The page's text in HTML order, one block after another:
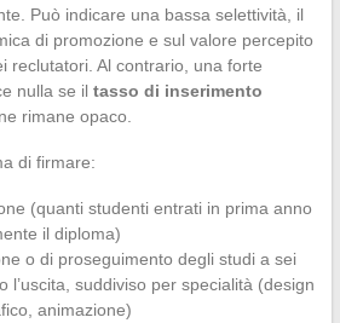
Può indicare una bassa selettività, il
di promozione e sul valore percepito
reclutatori. Al contrario, una forte
nulla se il tasso di inserimento
rimane opaco.
di firmare:
(quanti studenti entrati in prima anno
il diploma)
o di proseguimento degli studi a sei
l’uscita, suddiviso per specialità (design
animazione)